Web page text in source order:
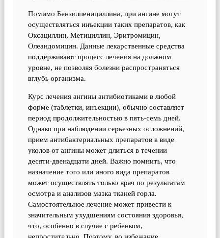
Помимо Бензилпенициллина, при ангине могут
осуществляться инъекции таких препаратов, как
Оксациллин, Метициллин, Эритромицин,
Олеандомицин. Данные лекарственные средства
поддерживают процесс лечения на должном
уровне, не позволяя болезни распространяться
вглубь организма.
Курс лечения ангины антибиотиками в любой
форме (таблетки, инъекции), обычно составляет
период продолжительностью в пять-семь дней.
Однако при наблюдении серьезных осложнений,
прием антибактериальных препаратов в виде
уколов от ангины может длиться в течении
десяти-двенадцати дней. Важно помнить, что
назначение того или иного вида препаратов
может осуществлять только врач по результатам
осмотра и анализов мазка тканей горла.
Самостоятельное лечение может привести к
значительным ухудшениям состояния здоровья,
что, особенно в случае с ребенком,